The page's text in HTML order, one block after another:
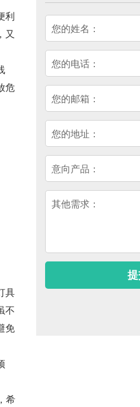
利
又
危
具
不
免
希
您的姓名：
您的电话：
您的邮箱：
您的地址：
意向产品：
其他需求：